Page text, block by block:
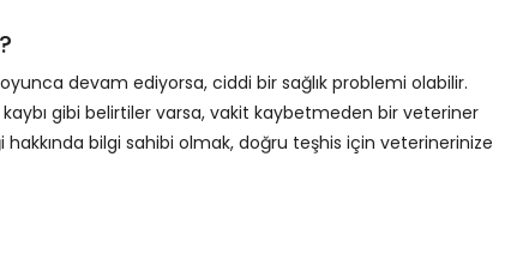
devam ediyorsa, ciddi bir sağlık problemi olabilir.
kaybı gibi belirtiler varsa, vakit kaybetmeden bir veteriner
hakkında bilgi sahibi olmak, doğru teşhis için veterinerinize